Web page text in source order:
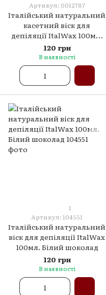
Артикул: 0012787
Італійський натуральний
касетний віск для
депіляції ItalWax 100мл.
Азулен
120 грн
В наявності
1
Артикул: 104551
Італійський натуральний
віск для депіляції ItalWax
100мл. Білий шоколад
120 грн
В наявності